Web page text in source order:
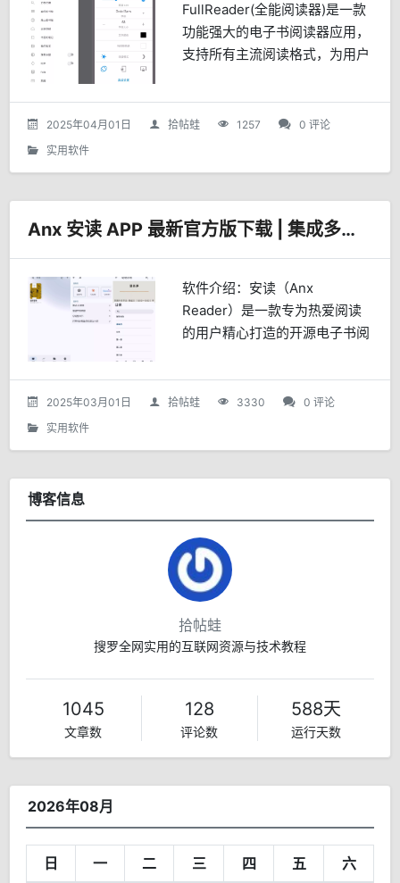
FullReader(全能阅读器)是一款
功能强大的电子书阅读器应用，
支持所有主流阅读格式，为用户
PDF、DjVu文件，还是杂志、
漫画，甚至是有声书，
2025年04月01日 拾帖蛙 1257
0 评论
实用软件
Anx 安读 APP 最新官方版下载 | 集成多家 AI 能力
软件介绍：安读（Anx
Reader）是一款专为热爱阅读
的用户精心打造的开源电子书阅
智能技术，旨在提供更加智能、
专注的阅读体验。这款软件由厦
2025年03月01日 拾帖蛙 3330
0 评论
实用软件
博客信息
拾帖蛙
搜罗全网实用的互联网资源与技术教程
1045
文章数
128
评论数
588天
运行天数
2026年08月
日 一 二 三 四 五 六